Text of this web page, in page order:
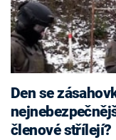
Den se
členové střílejí?